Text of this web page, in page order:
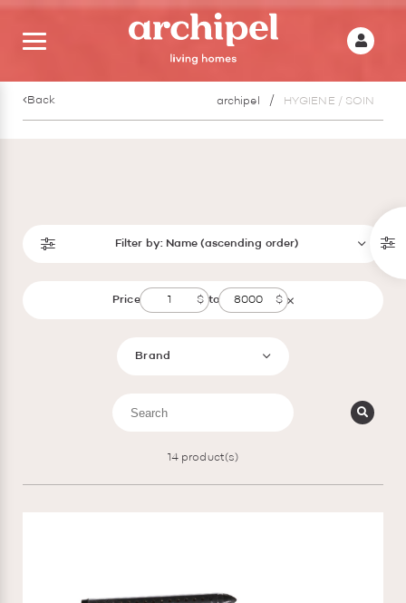
Back archipel HYGIENE / SOIN
Filter by: Name (ascending order)
Price to
Brand
14 product(s)